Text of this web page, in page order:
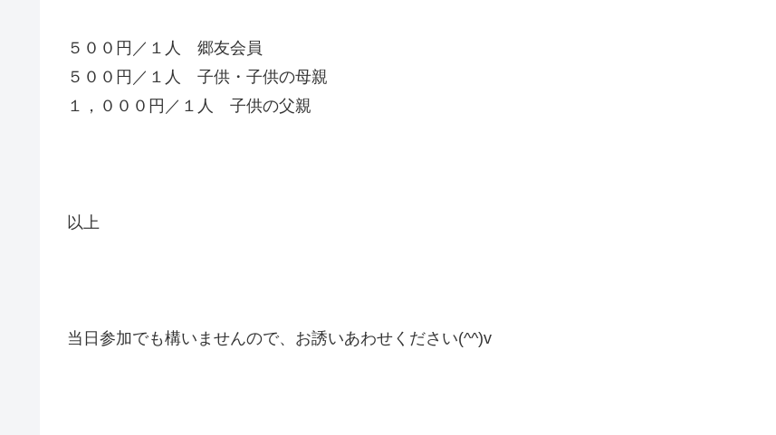
５００円／１人 郷友会員
５００円／１人 子供・子供の母親
１，０００円／１人 子供の父親
以上
当日参加でも構いませんので、お誘いあわせください(^^)v